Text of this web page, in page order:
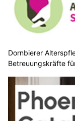
Dornbierer
Betreuungskräfte